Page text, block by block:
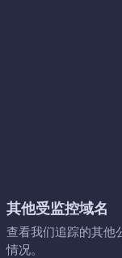
其他受监控域名
查看我们追踪的其他
情况。